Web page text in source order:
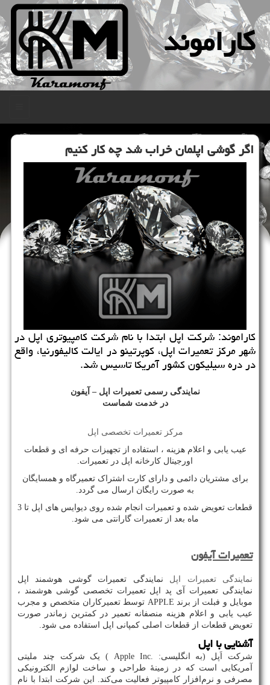
كاراموند
اگر گوشی اپلمان خراب شد چه كار كنیم
كاراموند: شركت اپل ابتدا با نام شركت كامپیوتری اپل در
شهر مركز تعمیرات اپل، كوپرتینو در ایالت كالیفورنیا، واقع
در دره سیلیكون كشور آمریكا تاسیس شد.
نمایندگی رسمی تعمیرات اپل – آیفون
در خدمت شماست
مرکز تعمیرات تخصصی اپل
عیب یابی و اعلام هزینه ، استفاده از تجهیزات حرفه ای و قطعات
اورجینال کارخانه اپل در تعمیرات.
برای مشتریان دائمی و دارای کارت اشتراک تعمیرگاه و همسایگان
به صورت رایگان ارسال می گردد.
قطعات تعویض شده و تعمیرات انجام شده روی دیوایس های اپل تا 3
ماه بعد از تعمیرات گارانتی می شود.
تعمیرات آیفون
نمایندگی تعمیرات اپل نمایندگی تعمیرات گوشی هوشمند اپل
نمایندگی تعمیرات آی پد اپل تعمیرات تخصصی گوشی هوشمند ،
موبایل و فبلت از برند APPLE توسط تعمیرکاران متخصص و مجرب
عیب یابی و اعلام هزینه منصفانه تعمیر در کمترین زماندر صورت
تعویض قطعات از قطعات اصلی کمپانی اپل استفاده می شود.
آشنایی با اپل
شرکت اَپل (به انگلیسی: .Apple Inc
) یک شرکت چند ملیتی
آمریکایی است که در زمینهٔ طراحی و ساخت لوازم الکترونیکی
مصرفی و نرم‌افزار کامپیوتر فعالیت می‌کند. این شرکت ابتدا با نام